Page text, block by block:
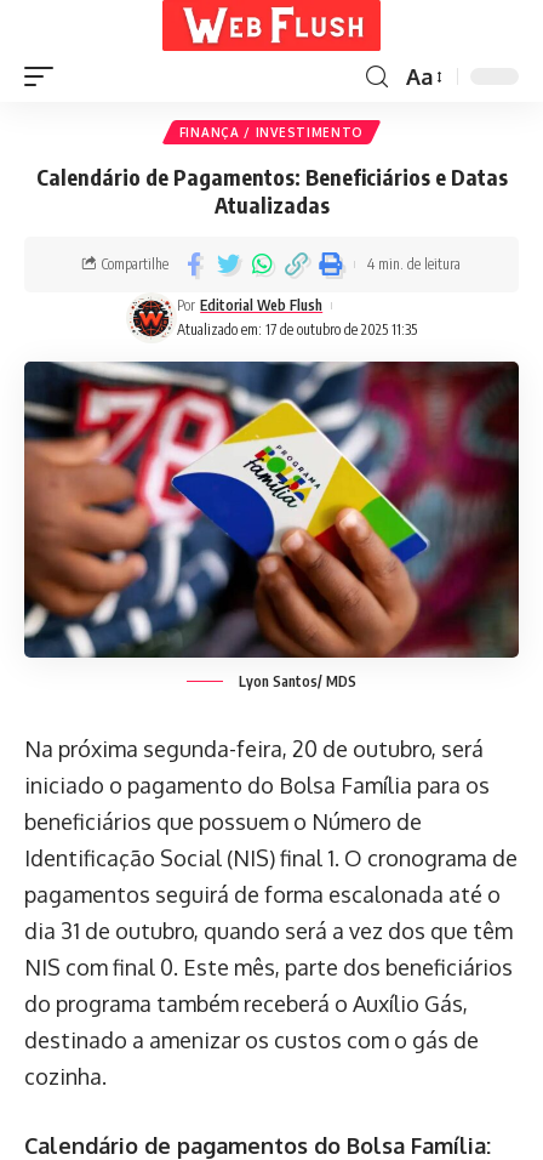
Aa
FINANÇA / INVESTIMENTO
Calendário de Pagamentos: Beneficiários e Datas
Atualizadas
Atualizado em: 17 de outubro de 2025 11:35
Por Editorial Web Flush
Compartilhe 4 min. de leitura
Lyon Santos/ MDS
Na próxima segunda-feira, 20 de outubro, será
iniciado o pagamento do Bolsa Família para os
beneficiários que possuem o Número de
Identificação Social (NIS) final 1. O cronograma de
pagamentos seguirá de forma escalonada até o
dia 31 de outubro, quando será a vez dos que têm
NIS com final 0. Este mês, parte dos beneficiários
do programa também receberá o Auxílio Gás,
destinado a amenizar os custos com o gás de
cozinha.
Calendário de pagamentos do Bolsa Família: